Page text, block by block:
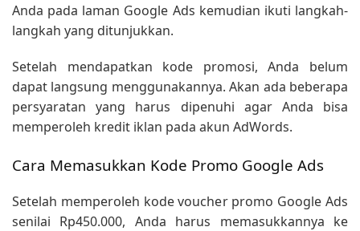
Anda pada laman Google Ads kemudian ikuti langkah-
langkah yang ditunjukkan.
Setelah mendapatkan kode promosi, Anda belum
dapat langsung menggunakannya. Akan ada beberapa
persyaratan yang harus dipenuhi agar Anda bisa
memperoleh kredit iklan pada akun AdWords.
Cara Memasukkan Kode Promo Google Ads
Setelah memperoleh kode voucher promo Google Ads
senilai Rp450.000, Anda harus memasukkannya ke